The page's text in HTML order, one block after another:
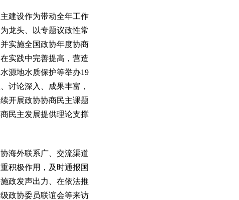
建设作为带动全年工作
龙头、以专题议政性常
实施全国政协年度协商
实践中完善提高，营造
源地水质保护等举办19
讨论深入、成果丰富，
开展政协协商民主课题
民主发展提供理论支撑
海外联系广、交流渠道
积极作用，及时通报国
政发声出力、在依法推
政协委员联谊会等来访